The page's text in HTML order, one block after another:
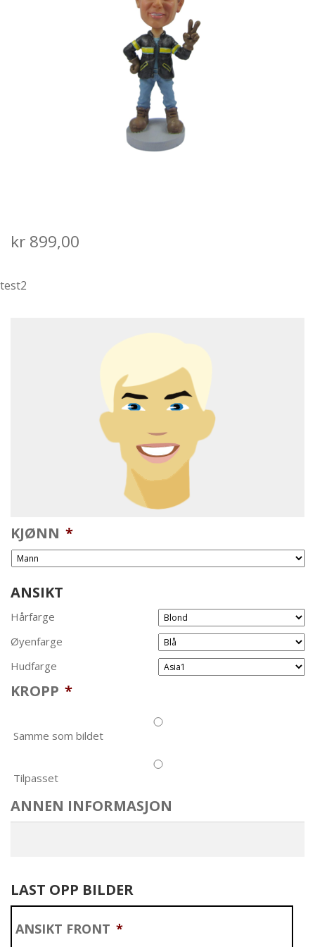
SALGS- OG LEVERINGSVILKÅR
kr 899,00
test2
KJØNN *
ANSIKT
Hårfarge
Øyenfarge
Hudfarge
KROPP *
Samme som bildet
Tilpasset
ANNEN INFORMASJON
LAST OPP BILDER
ANSIKT FRONT *